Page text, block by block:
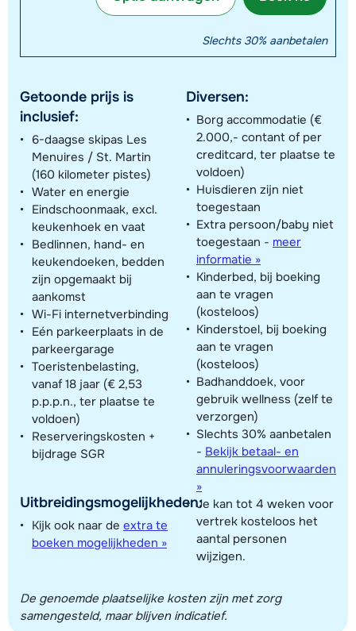
Slechts 30% aanbetalen
Getoonde prijs is
inclusief:
6-daagse skipas Les
Menuires / St. Martin
(160 kilometer pistes)
Water en energie
Eindschoonmaak, excl.
keukenhoek en vaat
Bedlinnen, hand- en
keukendoeken, bedden
zijn opgemaakt bij
aankomst
Wi-Fi internetverbinding
Eén parkeerplaats in de
parkeergarage
Toeristenbelasting,
vanaf 18 jaar (€ 2,53
p.p.p.n., ter plaatse te
voldoen)
Reserveringskosten +
bijdrage SGR
Uitbreidingsmogelijkheden:
Kijk ook naar de extra te
boeken mogelijkheden »
Diversen:
Borg accommodatie (€
2.000,- contant of per
creditcard, ter plaatse te
voldoen)
Huisdieren zijn niet
toegestaan
Extra persoon/baby niet
toegestaan - meer
informatie »
Kinderbed, bij boeking
aan te vragen
(kosteloos)
Kinderstoel, bij boeking
aan te vragen
(kosteloos)
Badhanddoek, voor
gebruik wellness (zelf te
verzorgen)
Slechts 30% aanbetalen
- Bekijk betaal- en
annuleringsvoorwaarden
»
Je kan tot 4 weken voor
vertrek kosteloos het
aantal personen
wijzigen.
De genoemde plaatselijke kosten zijn met zorg
samengesteld, maar blijven indicatief.